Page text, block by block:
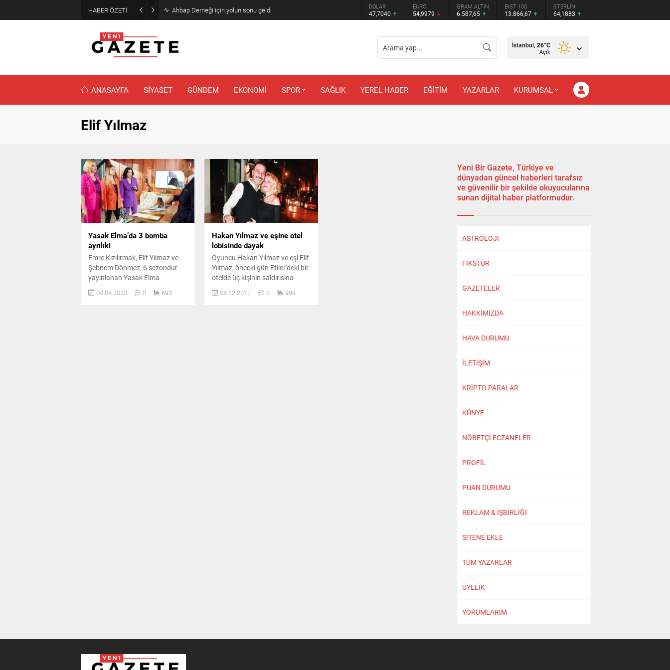
HABER ÖZETİ Ahbap Derneği için yolun sonu geldi DOLAR
47,7040
EURO
54,9979
GRAM ALTIN
6.587,65
BIST 100
13.866,67
STERLİN
64,1883
İstanbul, 26°C
Açık
ANASAYFA SİYASET GÜNDEM EKONOMİ SPOR SAĞLIK YEREL HABER EĞİTİM YAZARLAR KURUMSAL
Elif Yılmaz
Yasak Elma’da 3 bomba
ayrılık!
Emre Kızılırmak, Elif Yılmaz ve
Şebnem Dönmez, 6 sezondur
yayınlanan Yasak Elma
dizisinde ayrılıyor.
04.04.2023 0 693
Hakan Yılmaz ve eşine otel
lobisinde dayak
Oyuncu Hakan Yılmaz ve eşi Elif
Yılmaz, önceki gün Etiler'deki bir
otelde üç kişinin saldırısına
uğradı.
08.12.2017 0 998
Yeni Bir Gazete, Türkiye ve
dünyadan güncel haberleri tarafsız
ve güvenilir bir şekilde okuyucularına
sunan dijital haber platformudur.
ASTROLOJİ
FİKSTÜR
GAZETELER
HAKKIMIZDA
HAVA DURUMU
İLETİŞİM
KRİPTO PARALAR
KÜNYE
NÖBETÇİ ECZANELER
PROFİL
PUAN DURUMU
REKLAM & İŞBİRLİĞİ
SİTENE EKLE
TÜM YAZARLAR
ÜYELİK
YORUMLARIM